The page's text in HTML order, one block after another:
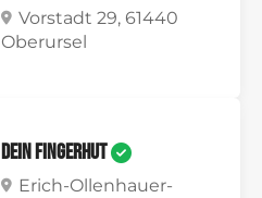
Vorstadt 29, 61440
Oberursel
DEiN FiNGERHUT
Erich-Ollenhauer-